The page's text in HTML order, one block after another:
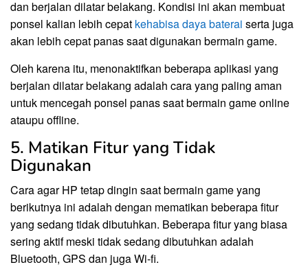
dan berjalan dilatar belakang. Kondisi ini akan membuat
ponsel kalian lebih cepat kehabisa daya baterai serta juga
akan lebih cepat panas saat digunakan bermain game.
Oleh karena itu, menonaktifkan beberapa aplikasi yang
berjalan dilatar belakang adalah cara yang paling aman
untuk mencegah ponsel panas saat bermain game online
ataupu offline.
5. Matikan Fitur yang Tidak
Digunakan
Cara agar HP tetap dingin saat bermain game yang
berikutnya ini adalah dengan mematikan beberapa fitur
yang sedang tidak dibutuhkan. Beberapa fitur yang biasa
sering aktif meski tidak sedang dibutuhkan adalah
Bluetooth, GPS dan juga Wi-fi.